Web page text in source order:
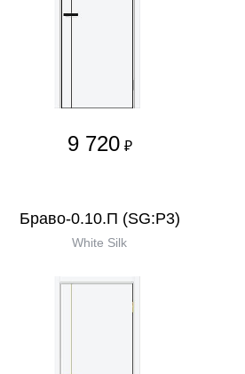
9 720 ₽
Браво-0.10.П (SG:P3)
White Silk